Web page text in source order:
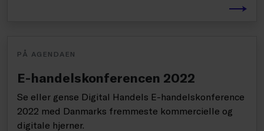
PÅ AGENDAEN
E-handelskonferencen 2022
Se eller gense Digital Handels E-handelskonference
2022 med Danmarks fremmeste kommercielle og
digitale hjerner.